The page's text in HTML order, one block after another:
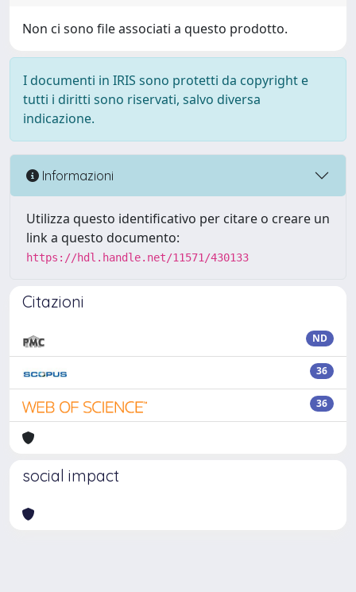
Non ci sono file associati a questo prodotto.
I documenti in IRIS sono protetti da copyright e
tutti i diritti sono riservati, salvo diversa
indicazione.
Informazioni
Utilizza questo identificativo per citare o creare un
link a questo documento:
https://hdl.handle.net/11571/430133
Citazioni
ND
36
36
social impact